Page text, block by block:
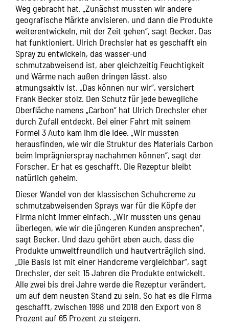
Weg gebracht hat. „Zunächst mussten wir andere
geografische Märkte anvisieren, und dann die Produkte
weiterentwickeln, mit der Zeit gehen“, sagt Becker. Das
hat funktioniert. Ulrich Drechsler hat es geschafft ein
Spray zu entwickeln, das wasser-und
schmutzabweisend ist, aber gleichzeitig Feuchtigkeit
und Wärme nach außen dringen lässt, also
atmungsaktiv ist. „Das können nur wir“, versichert
Frank Becker stolz. Den Schutz für jede bewegliche
Oberfläche namens „Carbon“ hat Ulrich Drechsler eher
durch Zufall entdeckt. Bei einer Fahrt mit seinem
Formel 3 Auto kam ihm die Idee. „Wir mussten
herausfinden, wie wir die Struktur des Materials Carbon
beim Imprägnierspray nachahmen können“, sagt der
Forscher. Er hat es geschafft. Die Rezeptur bleibt
natürlich geheim.
Dieser Wandel von der klassischen Schuhcreme zu
schmutzabweisenden Sprays war für die Köpfe der
Firma nicht immer einfach. „Wir mussten uns genau
überlegen, wie wir die jüngeren Kunden ansprechen“,
sagt Becker. Und dazu gehört eben auch, dass die
Produkte umweltfreundlich und hautverträglich sind.
„Die Basis ist mit einer Handcreme vergleichbar“, sagt
Drechsler, der seit 15 Jahren die Produkte entwickelt.
Alle zwei bis drei Jahre werde die Rezeptur verändert,
um auf dem neusten Stand zu sein. So hat es die Firma
geschafft, zwischen 1998 und 2018 den Export von 8
Prozent auf 65 Prozent zu steigern.